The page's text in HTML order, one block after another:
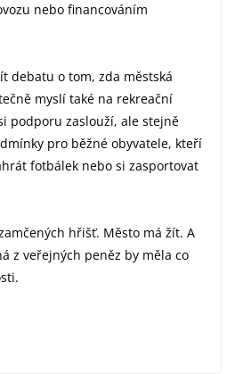
nebo financováním
debatu o tom, zda městská
myslí také na rekreační
podporu zaslouží, ale stejně
pro běžné obyvatele, kteří
fotbálek nebo si zasportovat
hřišť. Město má žít. A
z veřejných peněz by měla co